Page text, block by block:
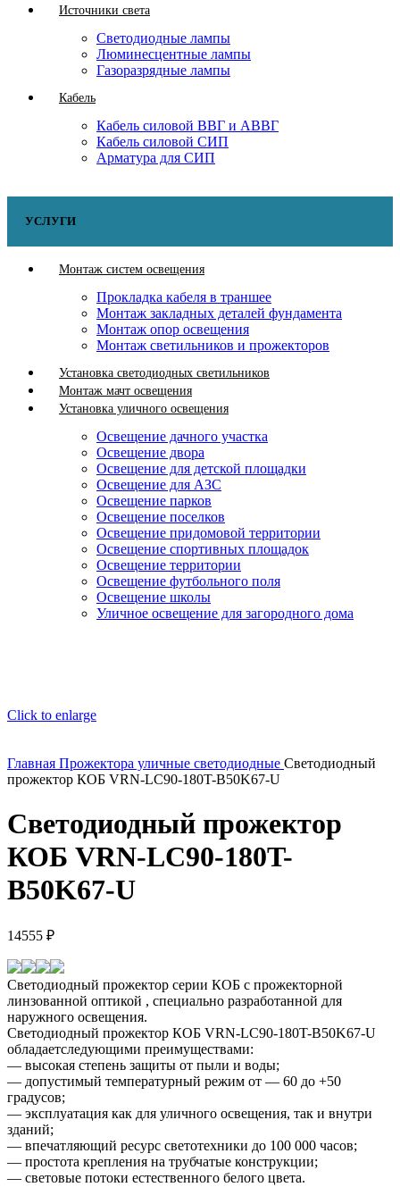
Источники света
Светодиодные лампы
Люминесцентные лампы
Газоразрядные лампы
Кабель
Кабель силовой ВВГ и АВВГ
Кабель силовой СИП
Арматура для СИП
УСЛУГИ
Монтаж систем освещения
Прокладка кабеля в траншее
Монтаж закладных деталей фундамента
Монтаж опор освещения
Монтаж светильников и прожекторов
Установка светодиодных светильников
Монтаж мачт освещения
Установка уличного освещения
Освещение дачного участка
Освещение двора
Освещение для детской площадки
Освещение для АЗС
Освещение парков
Освещение поселков
Освещение придомовой территории
Освещение спортивных площадок
Освещение территории
Освещение футбольного поля
Освещение школы
Уличное освещение для загородного дома
Click to enlarge
Главная Прожектора уличные светодиодные Светодиодный
прожектор КОБ VRN-LC90-180T-B50K67-U
Светодиодный прожектор
КОБ VRN-LC90-180T-
B50K67-U
14555 ₽
Светодиодный прожектор серии КОБ c прожекторной
линзованной оптикой , специально разработанной для
наружного освещения.
Светодиодный прожектор КОБ VRN-LC90-180T-B50K67-U
обладаетследующими преимуществами:
— высокая степень защиты от пыли и воды;
— допустимый температурный режим от — 60 до +50
градусов;
— эксплуатация как для уличного освещения, так и внутри
зданий;
— впечатляющий ресурс светотехники до 100 000 часов;
— простота крепления на трубчатые конструкции;
— световые потоки естественного белого цвета.